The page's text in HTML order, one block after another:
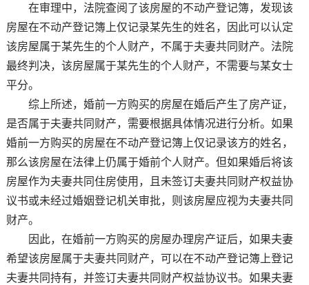
在审理中，法院查阅了该房屋的不动产登记簿，发现该
房屋在不动产登记簿上仅记录某先生的姓名，因此可以认定
该房屋属于某先生的个人财产，不属于夫妻共同财产。法院
最终判决，该房屋属于某先生的个人财产，不需要与某女士
平分。
综上所述，婚前一方购买的房屋在婚后产生了房产证，
是否属于夫妻共同财产，需要根据具体情况进行分析。如果
婚前一方购买的房屋在不动产登记簿上仅记录该方的姓名，
那么该房屋在法律上仍属于婚前个人财产。但如果婚后将该
房屋作为夫妻共同住房使用，且未签订夫妻共同财产权益协
议书或未经过婚姻登记机关审批，则该房屋应视为夫妻共同
财产。
因此，在婚前一方购买的房屋办理房产证后，如果夫妻
希望该房屋属于夫妻共同财产，可以在不动产登记簿上登记
夫妻共同持有，并签订夫妻共同财产权益协议书。如果夫妻